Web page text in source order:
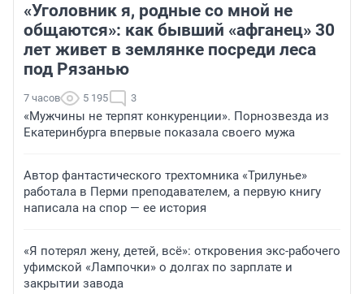
«Уголовник я, родные со мной не
общаются»: как бывший «афганец» 30
лет живет в землянке посреди леса
под Рязанью
7 часов 5 195 3
«Мужчины не терпят конкуренции». Порнозвезда из
Екатеринбурга впервые показала своего мужа
Автор фантастического трехтомника «Трилунье»
работала в Перми преподавателем, а первую книгу
написала на спор — ее история
«Я потерял жену, детей, всё»: откровения экс-рабочего
уфимской «Лампочки» о долгах по зарплате и
закрытии завода